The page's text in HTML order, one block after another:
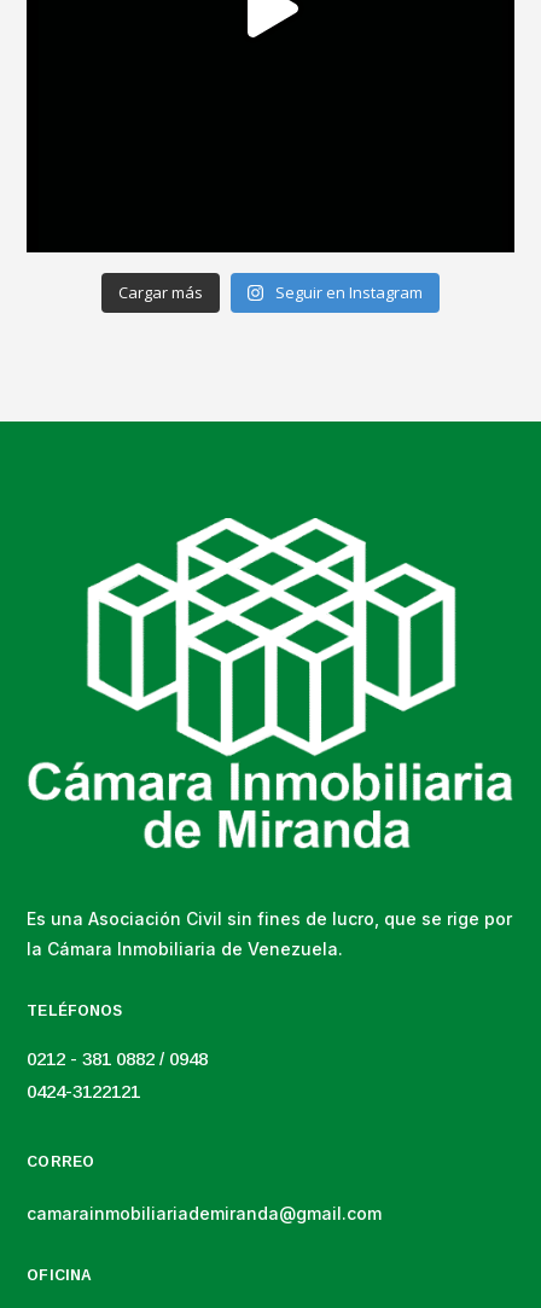
Cargar más Seguir en Instagram
Es una Asociación Civil sin fines de lucro, que se rige por
la Cámara Inmobiliaria de Venezuela.
TELÉFONOS
0212 - 381 0882 / 0948
0424-3122121
CORREO
camarainmobiliariademiranda@gmail.com
OFICINA